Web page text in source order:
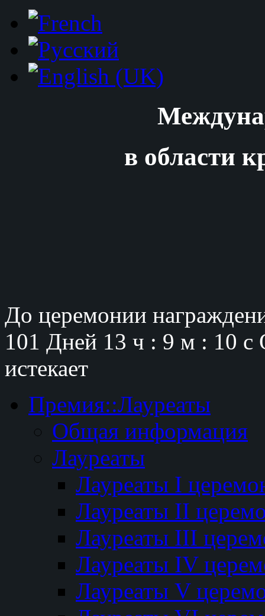
в области
До церемонии
101 Дней 13 ч : 9 м : 9 с
истекает
Премия::Лауреаты
Общая информация
Лауреаты
Лауреаты I
Лауреаты II
Лауреаты III
Лауреаты IV
Лауреаты V